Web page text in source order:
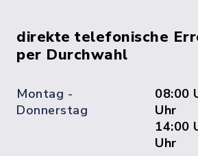
direkte telefonische
per Durchwahl
Montag -
Donnerstag
08:00
Uhr
14:00
Uhr